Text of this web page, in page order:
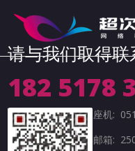
请与我们取得联
182 5178
座机:
邮箱: